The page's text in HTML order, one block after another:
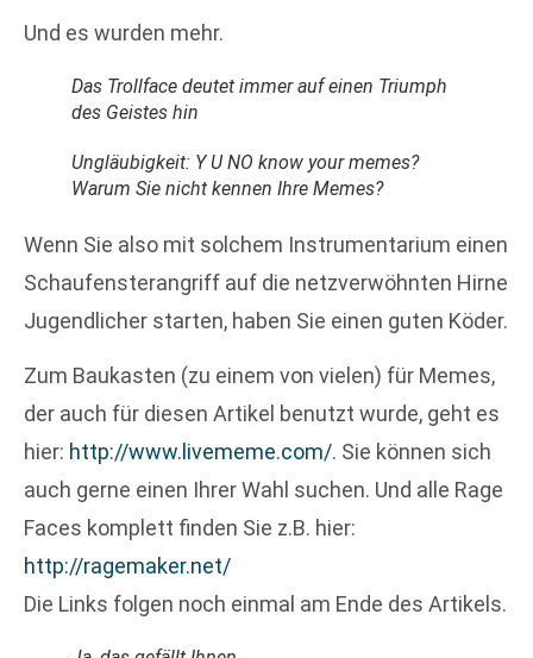
Und es wurden mehr.
Das Trollface deutet immer auf einen Triumph
des Geistes hin
Ungläubigkeit: Y U NO know your memes?
Warum Sie nicht kennen Ihre Memes?
Wenn Sie also mit solchem Instrumentarium einen
Schaufensterangriff auf die netzverwöhnten Hirne
Jugendlicher starten, haben Sie einen guten Köder.
Zum Baukasten (zu einem von vielen) für Memes,
der auch für diesen Artikel benutzt wurde, geht es
hier: http://www.livememe.com/. Sie können sich
auch gerne einen Ihrer Wahl suchen. Und alle Rage
Faces komplett finden Sie z.B. hier:
http://ragemaker.net/
Die Links folgen noch einmal am Ende des Artikels.